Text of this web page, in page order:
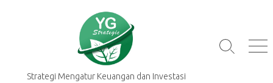
Strategi Mengatur Keuangan dan Investasi
Search